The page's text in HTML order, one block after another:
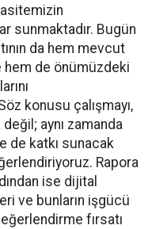
sunmaktadır. Bugün
da hem mevcut
hem de önümüzdeki
konusu çalışmayı,
aynı zamanda
de katkı sunacak
Rapora
ise dijital
ve bunların işgücü
fırsatı